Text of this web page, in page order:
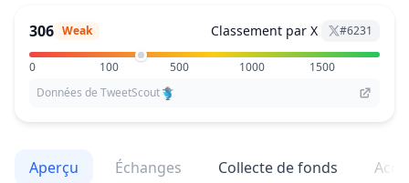
306 Weak Classement par X #6231
0 100 500 1000
1500
Données de TweetScout
Aperçu Échanges Collecte de fonds